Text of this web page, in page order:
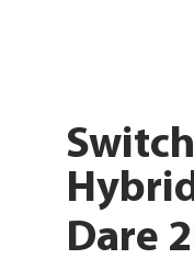
Dare